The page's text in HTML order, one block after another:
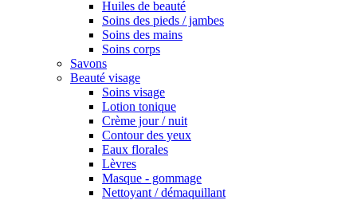
Huiles de beauté
Soins des pieds / jambes
Soins des mains
Soins corps
Savons
Beauté visage
Soins visage
Lotion tonique
Crème jour / nuit
Contour des yeux
Eaux florales
Lèvres
Masque - gommage
Nettoyant / démaquillant